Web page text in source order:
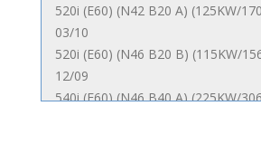
520i (E60) (N42 B20 A) (125KW/
03/10
520i (E60) (N46 B20 B) (115KW/
12/09
540i (E60) (N46 B40 A) (225KW/